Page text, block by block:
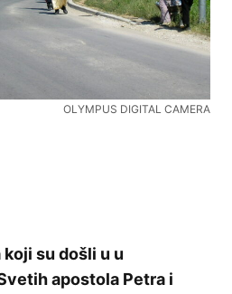
OLYMPUS DIGITAL CAMERA
su došli u u
apostola Petra i